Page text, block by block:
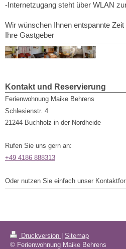
-Internetzugang steht über WLAN
Wir wünschen Ihnen entspannte Zeit
Ihre Gastgeber
Kontakt und Reservierung
Ferienwohnung Maike Behrens
Schlesienstr. 4
21244 Buchholz in der Nordheide
Rufen Sie uns gern an:
+49 4186 888313
Oder nutzen Sie einfach unser
Druckversion
Sitemap
© Ferienwohnung Maike Behrens